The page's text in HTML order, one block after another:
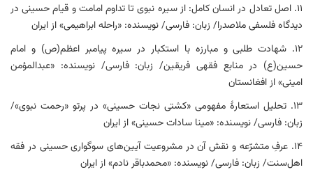
۱۱. اصل تعادل در انسان کامل: از سیره نبوی تا تداوم امامت و قیام حسینی در
دیدگاه فلسفی ملاصدرا/ زبان: فارسی/ نویسنده: «راحله ابراهیمی» از ایران
۱۲. شهادت طلبی و مبارزه با استکبار در سیره پیامبر اعظم(ص) و امام
حسین(ع) در منابع فقهی فریقین/ زبان: فارسی/ نویسنده: «عبدالمؤمن
امینی» از افغانستان
۱۳. تحلیل استعارۀ مفهومی «کشتی نجات حسینی» در پرتو «رحمت نبوی»/
زبان: فارسی/ نویسنده: «مینا سادات حسینی» از ایران
۱۴. عرفِ متشرّعه و نقش آن در مشروعیت آیین‌های سوگواری حسینی در فقه
اهل‌سنت/ زبان: فارسی/ نویسنده: «محمدباقر نادم» از ایران